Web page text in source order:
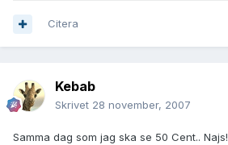
Citera
Kebab
Skrivet 28 november, 2007
Samma dag som jag ska se 50 Cent.. Najs!